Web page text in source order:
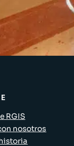
empresariales
para la cadena
de activos
para el sector
RGIS
nosotros